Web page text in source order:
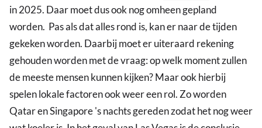
in 2025. Daar moet dus ook nog omheen gepland
worden. Pas als dat alles rond is, kan er naar de tijden
gekeken worden. Daarbij moet er uiteraard rekening
gehouden worden met de vraag: op welk moment zullen
de meeste mensen kunnen kijken? Maar ook hierbij
spelen lokale factoren ook weer een rol. Zo worden
Qatar en Singapore 's nachts gereden zodat het nog weer